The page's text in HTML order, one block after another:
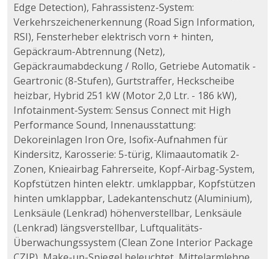
Edge Detection), Fahrassistenz-System:
Verkehrszeichenerkennung (Road Sign Information,
RSI), Fensterheber elektrisch vorn + hinten,
Gepäckraum-Abtrennung (Netz),
Gepäckraumabdeckung / Rollo, Getriebe Automatik -
Geartronic (8-Stufen), Gurtstraffer, Heckscheibe
heizbar, Hybrid 251 kW (Motor 2,0 Ltr. - 186 kW),
Infotainment-System: Sensus Connect mit High
Performance Sound, Innenausstattung:
Dekoreinlagen Iron Ore, Isofix-Aufnahmen für
Kindersitz, Karosserie: 5-türig, Klimaautomatik 2-
Zonen, Knieairbag Fahrerseite, Kopf-Airbag-System,
Kopfstützen hinten elektr. umklappbar, Kopfstützen
hinten umklappbar, Ladekantenschutz (Aluminium),
Lenksäule (Lenkrad) höhenverstellbar, Lenksäule
(Lenkrad) längsverstellbar, Luftqualitäts-
Überwachungssystem (Clean Zone Interior Package